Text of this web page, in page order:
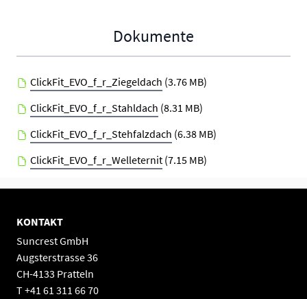
Dokumente
ClickFit_EVO_f_r_Ziegeldach (3.76 MB)
ClickFit_EVO_f_r_Stahldach (8.31 MB)
ClickFit_EVO_f_r_Stehfalzdach (6.38 MB)
ClickFit_EVO_f_r_Welleternit (7.15 MB)
KONTAKT
Suncrest GmbH
Augsterstrasse 36
CH-4133 Pratteln
T +41 61 311 66 70